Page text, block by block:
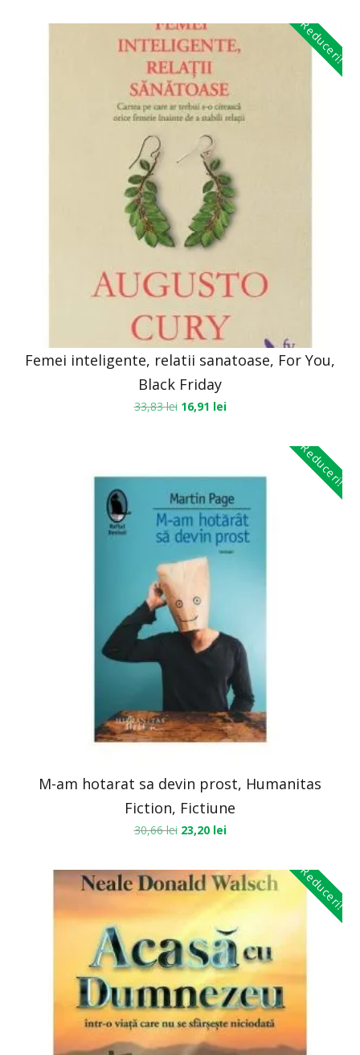
Reduceri!
Femei inteligente, relatii sanatoase, For You,
Black Friday
33,83lei 16,91 lei
Reduceri!
M-am hotarat sa devin prost, Humanitas
Fiction, Fictiune
30,66lei 23,20 lei
Reduceri!